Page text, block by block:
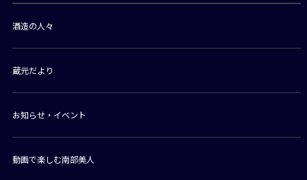
酒造の人々
蔵元だより
お知らせ・イベント
動画で楽しむ南部美人